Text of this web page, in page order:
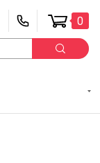
0